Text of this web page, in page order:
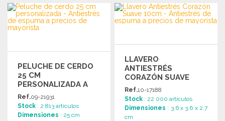
PEDIR
Solicitar un presupuesto
PEDIR
Solicitar un presupuesto
PELUCHE DE CERDO
25 CM
PERSONALIZADA A
PRECIOS DE
MAYORISTA
Ref.09-21931
Stock : 2 813 artículos
Dimensiones : 25 cm
LLAVERO
ANTIESTRÉS
CORAZÓN SUAVE
10CM
Ref.10-17188
Stock : 22 000 artículos
Dimensiones : 3.6 x 3.6 x 2.7
cm